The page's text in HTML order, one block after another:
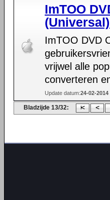
ImTOO
ImTOO DVD
vrijwel alle
converteren
Update datum:24-02-2014
Bladzijde 13/32: